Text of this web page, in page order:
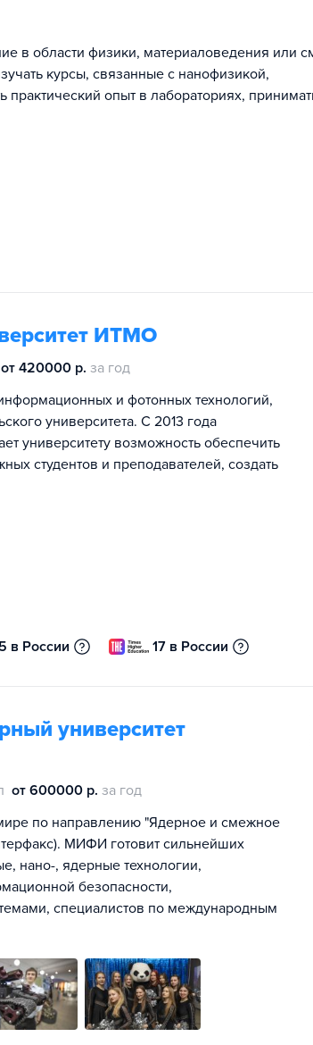
в области физики, материаловедения или
курсы, связанные с нанофизикой,
опыт в лабораториях,
ИТМО
от 420000 р. за год
и фотонных технологий,
университета. С 2013 года
университету возможность обеспечить
студентов и преподавателей, создать
в России 17 в России
университет
от 600000 р. за год
по направлению "Ядерное и смежное
МИФИ готовит сильнейших
нано-, ядерные технологии,
безопасности,
специалистов по международным